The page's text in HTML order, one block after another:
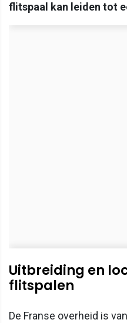
flitspaal kan leiden tot
Uitbreiding en
flitspalen
De Franse overheid is